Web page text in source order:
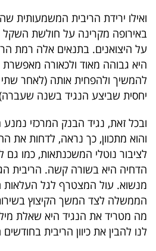
פודקאסט
40
UNDER
40
שיתופי
פעולה
דרושים
ניוזלטרים
ואילו ירידת הריבית המשמעותית
באירופה מקרינה על חולשת השקל
היא גבוהה מאוד ולכאורה מאפשרת
להמשיך ולהפחית אותה (לאחר שתי
יחסית שביצע הנגיד בשנה
ובכל זאת, נגיד הבנק המרכזי
והוא מתכוון, כך נראה, לדחות
לציבור נוטלי המשכנתאות, כמו
הדחיה היא בשורה קשה. הריבית
מנשוא. עול המצטרף לגל העלאות
הממשלה לצד המשך הקיצוץ
מה מטריד את הנגיד היא שאלת
לנו להבין את כיוון הריבית